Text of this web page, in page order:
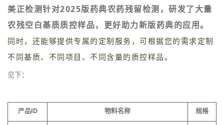
美正检测针对2025版药典农药残留检测，研发了大量
农残空白基质质控样品，更好助力新版药典的应用。
同时，还能够提供专属的定制服务，可根据您的需求定制
不同基质、不同项目、不同含量的质控样品。
见下：
产品ID 物料名称 规格